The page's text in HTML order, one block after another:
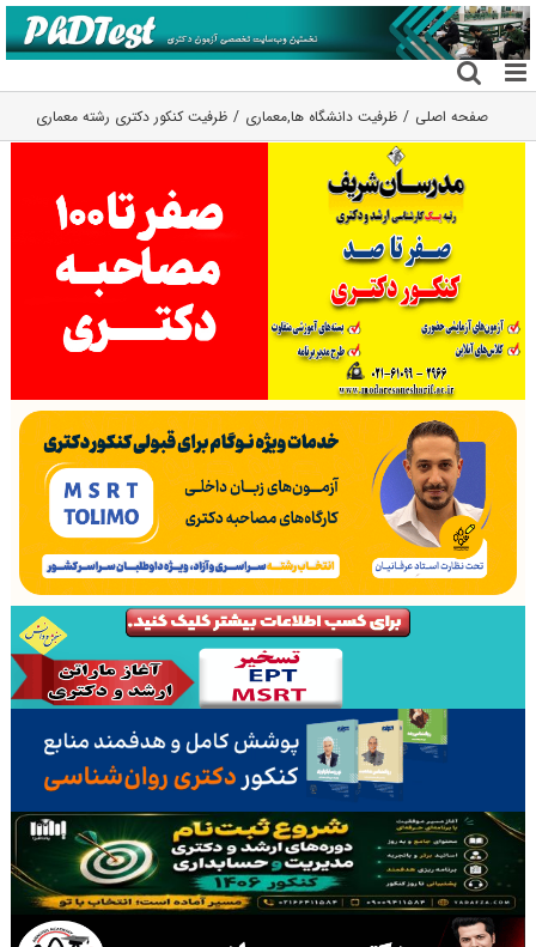
رفتن
به
محتوا
صفحه اصلی ظرفیت دانشگاه ها,معماری ظرفیت کنکور دکتری رشته ﻣﻌﻤﺎری